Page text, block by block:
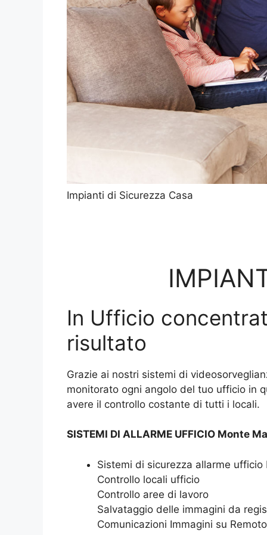
Impianti di Sicurezza Casa
In Ufficio
risultato
Grazie ai nostri sistemi di
monitorato ogni angolo del tuo ufficio in
avere il controllo costante di tutti i locali.
SISTEMI DI ALLARME UFFICIO Monte
Sistemi di sicurezza allarme ufficio
Controllo locali ufficio
Controllo aree di lavoro
Salvataggio delle immagini da
Comunicazioni Immagini su Remoto